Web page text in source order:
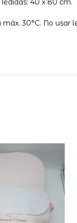
40 x 80 cm.
30°C. No usar